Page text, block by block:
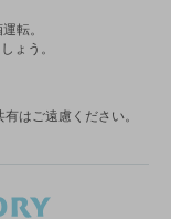
転。
ょう。
はご遠慮ください。